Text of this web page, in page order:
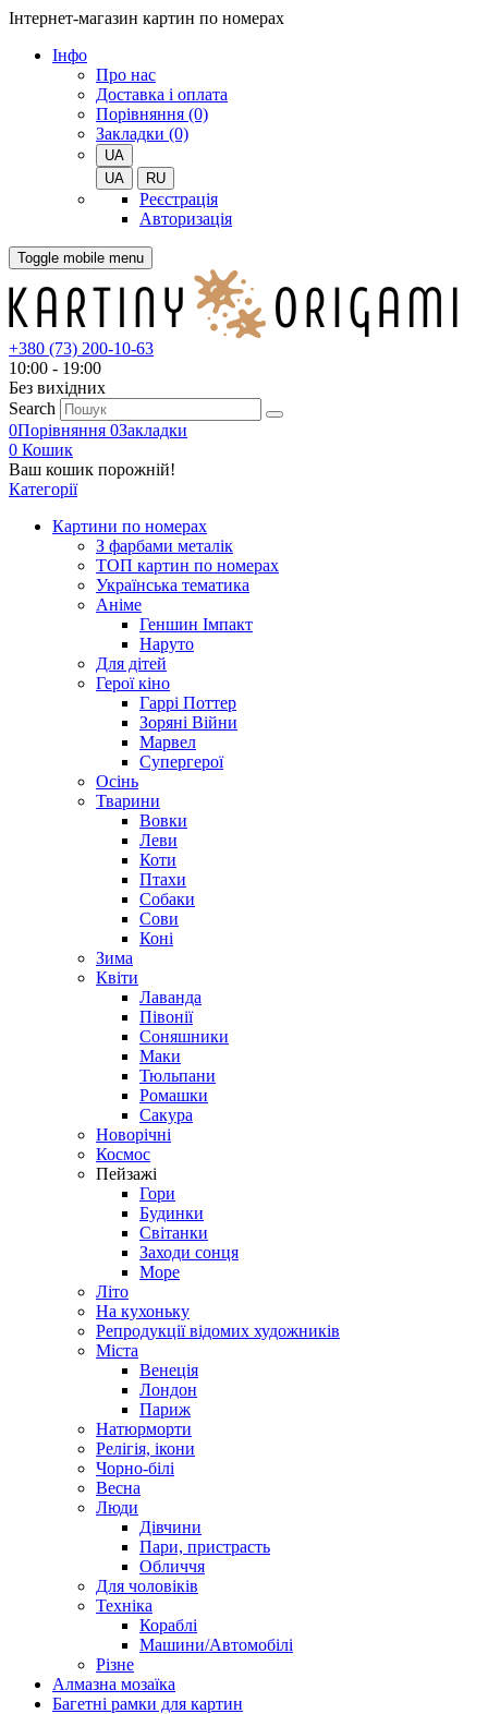
Інтернет-магазин картин по номерах
Iнфо
Про нас
Доставка і оплата
Порівняння (0)
Закладки (0)
UA
UA
RU
Реєстрація
Авторизація
Toggle mobile menu
+380 (73) 200-10-63
10:00 - 19:00
Без вихiдних
Search
0Порівняння 0Закладки
0 Кошик
Ваш кошик порожній!
Категорії
Картини по номерах
З фарбами металік
ТОП картин по номерах
Українська тематика
Аніме
Геншин Імпакт
Наруто
Для дітей
Герої кіно
Гаррі Поттер
Зоряні Війни
Марвел
Супергерої
Осінь
Тварини
Вовки
Леви
Коти
Птахи
Собаки
Сови
Коні
Зима
Квіти
Лаванда
Півонії
Соняшники
Маки
Тюльпани
Ромашки
Сакура
Новорічні
Космос
Пейзажі
Гори
Будинки
Світанки
Заходи сонця
Море
Літо
На кухоньку
Репродукції відомих художників
Міста
Венеція
Лондон
Париж
Натюрморти
Релігія, ікони
Чорно-білі
Весна
Люди
Дівчини
Пари, пристрасть
Обличчя
Для чоловіків
Техніка
Кораблі
Машини/Автомобілі
Різне
Алмазна мозаїка
Багетні рамки для картин